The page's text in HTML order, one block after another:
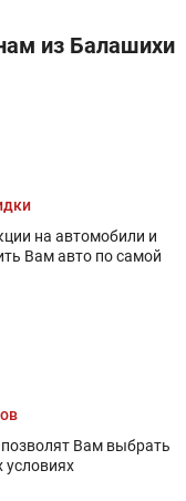
из Балашихи
на автомобили и
Вам авто по самой
Вам выбрать
условиях